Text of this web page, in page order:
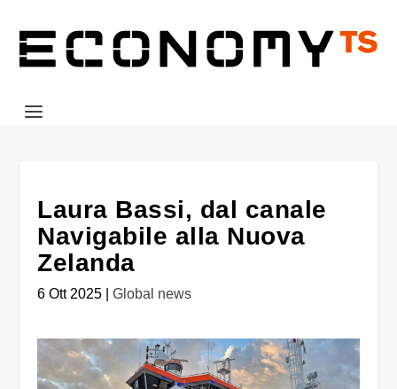
Laura Bassi, dal canale
Navigabile alla Nuova
Zelanda
6 Ott 2025 |Global news